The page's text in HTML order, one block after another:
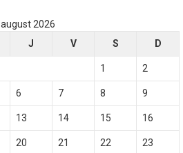
august 2026
J V S D
1 2
6 7 8 9
13 14 15 16
20 21 22 23